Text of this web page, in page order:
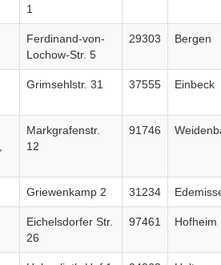
1
Ferdinand-von-
Lochow-Str. 5
29303 Bergen
Grimsehlstr. 31 37555 Einbeck
Markgrafenstr.
12
91746
Griewenkamp 2 31234
Eichelsdorfer Str.
26
97461 Hofheim